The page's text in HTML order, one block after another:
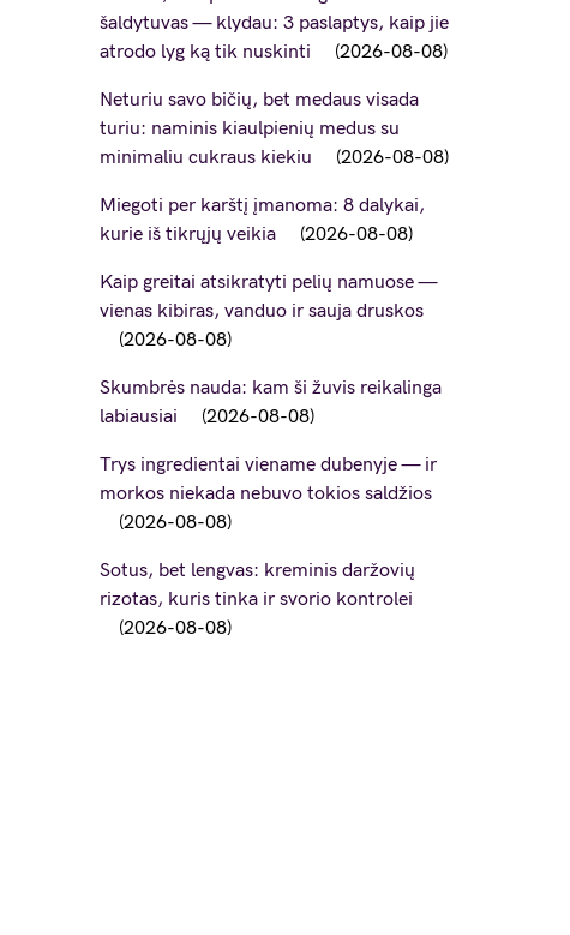
šaldytuvas — klydau: 3 paslaptys, kaip jie
atrodo lyg ką tik nuskinti
2026-08-08
Neturiu savo bičių, bet medaus visada
turiu: naminis kiaulpienių medus su
minimaliu cukraus kiekiu
2026-08-08
Miegoti per karštį įmanoma: 8 dalykai,
kurie iš tikrųjų veikia
2026-08-08
Kaip greitai atsikratyti pelių namuose —
vienas kibiras, vanduo ir sauja druskos
2026-08-08
Skumbrės nauda: kam ši žuvis reikalinga
labiausiai
2026-08-08
Trys ingredientai viename dubenyje — ir
morkos niekada nebuvo tokios saldžios
2026-08-08
Sotus, bet lengvas: kreminis daržovių
rizotas, kuris tinka ir svorio kontrolei
2026-08-08